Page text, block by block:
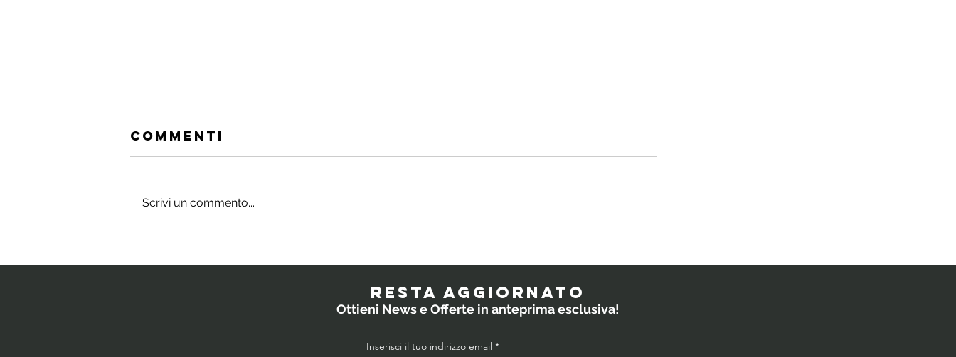
che stimolano
probiotici
medici ai
bambini?
POWERBUILDING
Commenti
Scrivi un commento...
RESTA AGGIORNATO
Ottieni News e Offerte in anteprima esclusiva!
Inserisci il tuo indirizzo email